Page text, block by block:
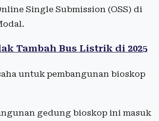
Single Submission (OSS) di
Tambah Bus Listrik di 2025
untuk pembangunan bioskop
gedung bioskop ini masuk